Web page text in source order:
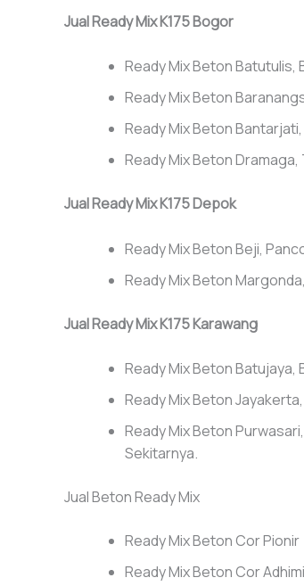
Jual Ready Mix K175 Bogor
Ready Mix Beton
Ready Mix Beton
Ready Mix Beton
Ready Mix Beton
Jual Ready Mix K175 Depok
Ready Mix Beton Beji,
Ready Mix Beton
Jual Ready Mix K175 Karawang
Ready Mix Beton Batujaya,
Ready Mix Beton
Ready Mix Beton
Sekitarnya.
Jual Beton Ready Mix
Ready Mix Beton Cor Pionir
Ready Mix Beton Cor